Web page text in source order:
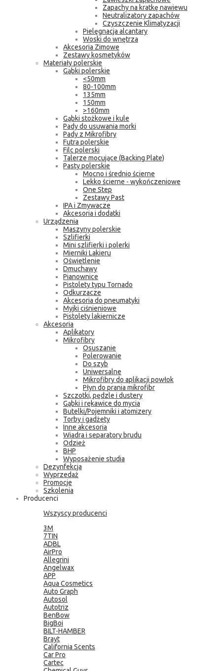
Zapachy na kratkę nawiewu
Neutralizatory zapachów
Czyszczenie Klimatyzacji
Pielęgnacja alcantary
Woski do wnętrza
Akcesoria Zimowe
Zestawy kosmetyków
Materiały polerskie
Gąbki polerskie
<50mm
80-100mm
135mm
150mm
>160mm
Gąbki stożkowe i kule
Pady do usuwania morki
Pady z Mikrofibry
Futra polerskie
Filc polerski
Talerze mocujące (Backing Plate)
Pasty polerskie
Mocno i średnio ścierne
Lekko ścierne - wykończeniowe
One Step
Zestawy Past
IPA i Zmywacze
Akcesoria i dodatki
Urządzenia
Maszyny polerskie
Szlifierki
Mini szlifierki i polerki
Mierniki Lakieru
Oświetlenie
Dmuchawy
Pianownice
Pistolety typu Tornado
Odkurzacze
Akcesoria do pneumatyki
Myjki ciśnieniowe
Pistolety lakiernicze
Akcesoria
Aplikatory
Mikrofibry
Osuszanie
Polerowanie
Do szyb
Uniwersalne
Mikrofibry do aplikacji powłok
Płyn do prania mikrofibr
Szczotki, pędzle i dustery
Gąbki i rękawice do mycia
Butelki/Pojemniki i atomizery
Torby i gadżety
Inne akcesoria
Wiadra i separatory brudu
Odzież
BHP
Wyposażenie studia
Dezynfekcja
Wyprzedaż
Promocje
Szkolenia
Producenci
Wszyscy producenci
3M
7TIN
ADBL
AirPro
Allegrini
Angelwax
APP
Aqua Cosmetics
Auto Graph
Autosol
Autotriz
BenBow
BigBoi
BILT-HAMBER
Brayt
California Scents
Car Pro
Cartec